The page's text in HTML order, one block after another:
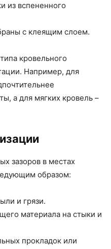
из вспененного
с клеящим слоем.
кровельного
Например, для
а для мягких кровель –
зазоров в местах
образом:
и грязи.
материала на стыки и
прокладок или